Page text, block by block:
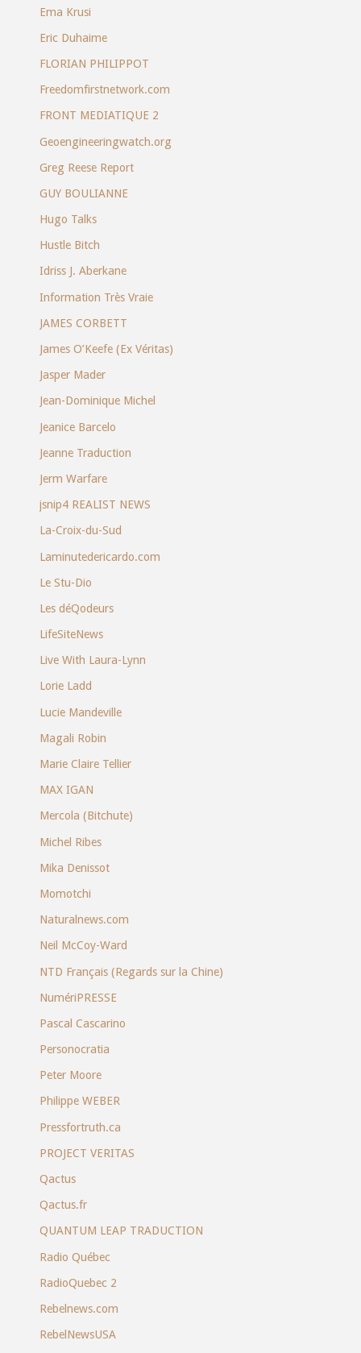
Ema Krusi
Eric Duhaime
FLORIAN PHILIPPOT
Freedomfirstnetwork.com
FRONT MEDIATIQUE 2
Geoengineeringwatch.org
Greg Reese Report
GUY BOULIANNE
Hugo Talks
Hustle Bitch
Idriss J. Aberkane
Information Très Vraie
JAMES CORBETT
James O’Keefe (Ex Véritas)
Jasper Mader
Jean-Dominique Michel
Jeanice Barcelo
Jeanne Traduction
Jerm Warfare
jsnip4 REALIST NEWS
La-Croix-du-Sud
Laminutedericardo.com
Le Stu-Dio
Les déQodeurs
LifeSiteNews
Live With Laura-Lynn
Lorie Ladd
Lucie Mandeville
Magali Robin
Marie Claire Tellier
MAX IGAN
Mercola (Bitchute)
Michel Ribes
Mika Denissot
Momotchi
Naturalnews.com
Neil McCoy-Ward
NTD Français (Regards sur la Chine)
NumériPRESSE
Pascal Cascarino
Personocratia
Peter Moore
Philippe WEBER
Pressfortruth.ca
PROJECT VERITAS
Qactus
Qactus.fr
QUANTUM LEAP TRADUCTION
Radio Québec
RadioQuebec 2
Rebelnews.com
RebelNewsUSA